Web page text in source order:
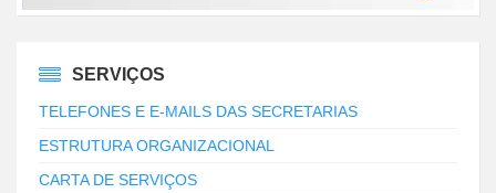
SERVIÇOS
TELEFONES E E-MAILS DAS SECRETARIAS
ESTRUTURA ORGANIZACIONAL
CARTA DE SERVIÇOS